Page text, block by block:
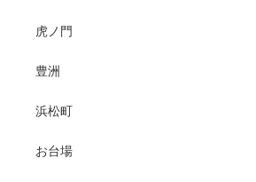
虎ノ門
豊洲
浜松町
お台場